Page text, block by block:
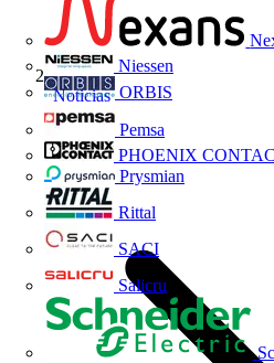
Niessen
ORBIS
Pemsa
PHOENIX
Prysmian
Rittal
SACI
Salicru
Noticias